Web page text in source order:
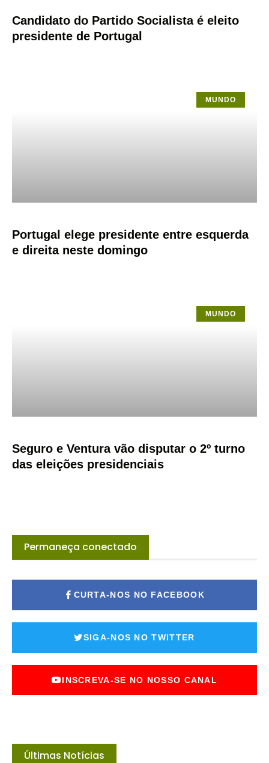
Candidato do Partido Socialista é eleito
presidente de Portugal
MUNDO
Portugal elege presidente entre esquerda
e direita neste domingo
MUNDO
Seguro e Ventura vão disputar o 2º turno
das eleições presidenciais
Permaneça conectado
CURTA-NOS NO FACEBOOK
SIGA-NOS NO TWITTER
INSCREVA-SE NO NOSSO CANAL
Últimas Notícias